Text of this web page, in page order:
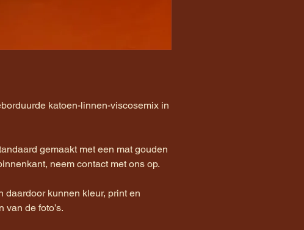
katoen-linnen-viscosemix in
gemaakt met een mat gouden
neem contact met ons op.
daardoor kunnen kleur, print en
van de foto’s.